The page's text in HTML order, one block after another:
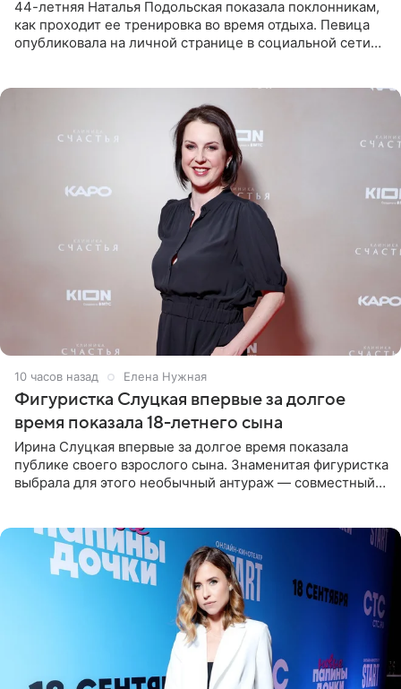
44-летняя Наталья Подольская показала поклонникам,
как проходит ее тренировка во время отдыха. Певица
опубликовала на личной странице в социальной сети
10 часов назад Елена Нужная
Фигуристка Слуцкая впервые за долгое
время показала 18-летнего сына
Ирина Слуцкая впервые за долгое время показала
публике своего взрослого сына. Знаменитая фигуристка
выбрала для этого необычный антураж — совместный